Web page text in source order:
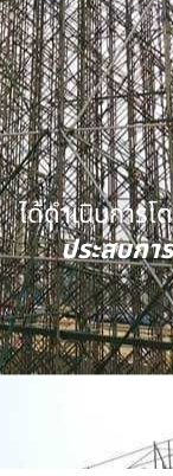
ได้ดำเนินการ
ประสบก